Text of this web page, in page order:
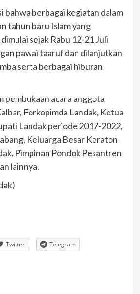
bahwa berbagai kegiatan dalam
tahun baru Islam yang
sejak Rabu 12-21 Juli
pawai taaruf dan dilanjutkan
serta berbagai hiburan
pembukaan acara anggota
Forkopimda Landak, Ketua
Landak periode 2017-2022,
Keluarga Besar Keraton
Pimpinan Pondok Pesantren
lainnya.
Twitter Telegram